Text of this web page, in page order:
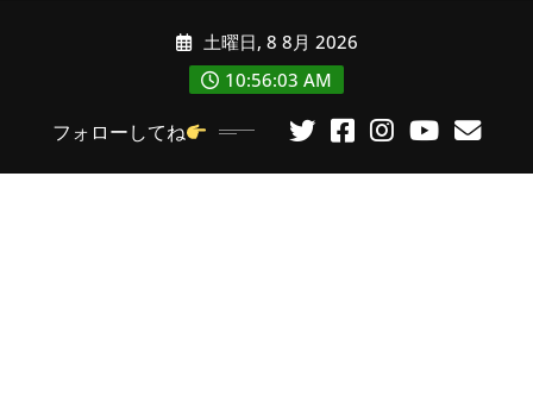
に
土曜日, 8 8月 2026
10:56:04 AM
フォローしてね